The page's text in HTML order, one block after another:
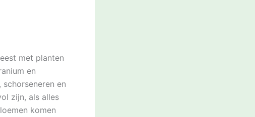
met planten
en
en
zijn, als alles
komen